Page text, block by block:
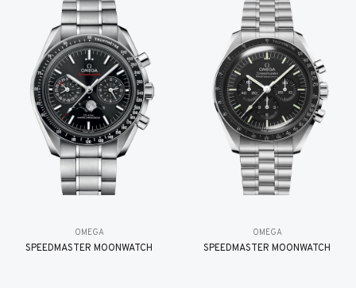
OMEGA
SPEEDMASTER MOONWATCH
OMEGA
SPEEDMASTER MOONWATCH